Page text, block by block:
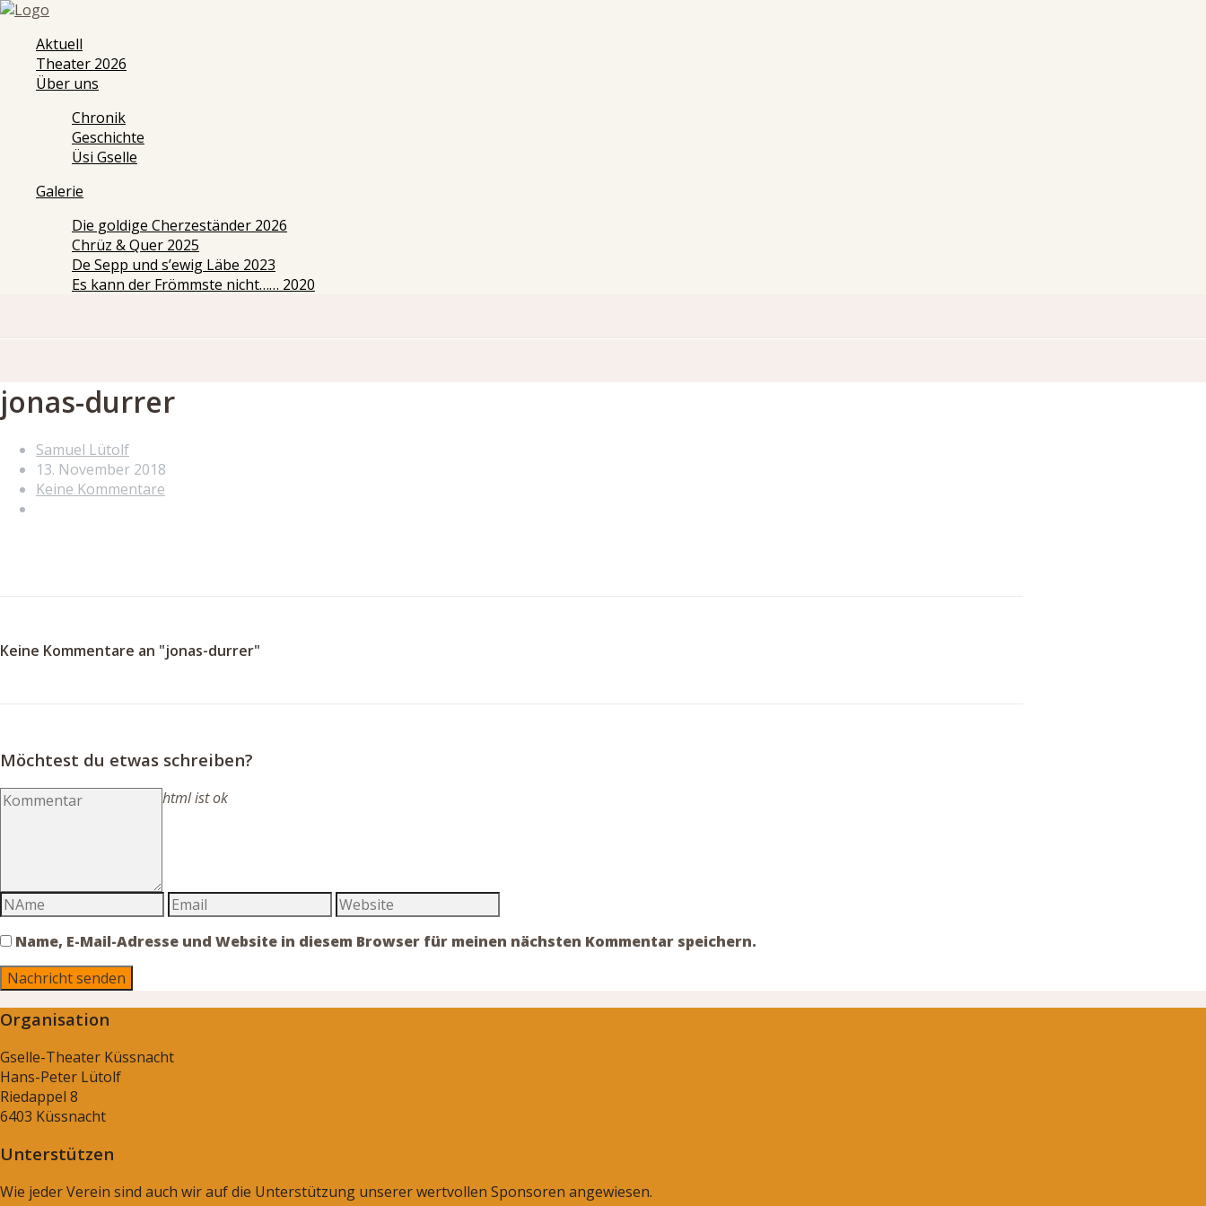
Aktuell
Theater 2026
Über uns
Chronik
Geschichte
Üsi Gselle
Galerie
Die goldige Cherzeständer 2026
Chrüz & Quer 2025
De Sepp und s’ewig Läbe 2023
Es kann der Frömmste nicht…… 2020
jonas-durrer
Samuel Lütolf
13. November 2018
Keine Kommentare
Keine Kommentare an "jonas-durrer"
Möchtest du etwas schreiben?
html ist ok
Name, E-Mail-Adresse und Website in diesem Browser für meinen nächsten Kommentar speichern.
Organisation
Gselle-Theater Küssnacht
Hans-Peter Lütolf
Riedappel 8
6403 Küssnacht
Unterstützen
Wie jeder Verein sind auch wir auf die Unterstützung unserer wertvollen Sponsoren angewiesen.